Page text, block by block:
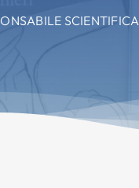
SCIENTIFICA